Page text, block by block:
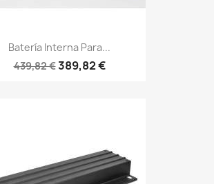
Batería Interna Para...
439,82 €389,82 €